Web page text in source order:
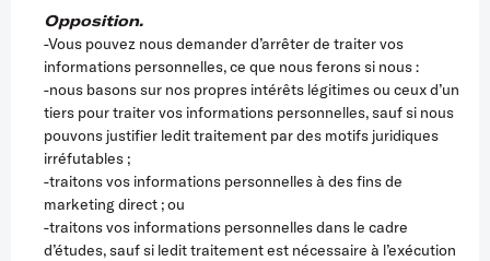
Opposition.
-Vous pouvez nous demander d’arrêter de traiter vos
informations personnelles, ce que nous ferons si nous :
-nous basons sur nos propres intérêts légitimes ou ceux d’un
tiers pour traiter vos informations personnelles, sauf si nous
pouvons justifier ledit traitement par des motifs juridiques
irréfutables ;
-traitons vos informations personnelles à des fins de
marketing direct ; ou
-traitons vos informations personnelles dans le cadre
d’études, sauf si ledit traitement est nécessaire à l’exécution